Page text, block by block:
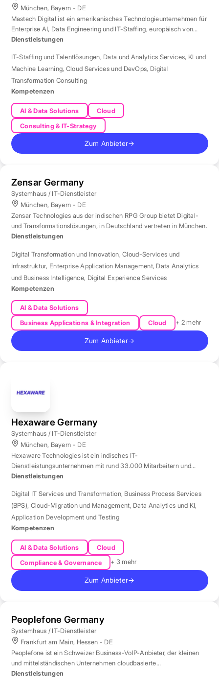
München, Bayern - DE
Mastech Digital ist ein amerikanisches Technologieunternehmen für
Enterprise AI, Data Engineering und IT-Staffing, europäisch von
London aus betreut.
Dienstleistungen
IT-Staffing und Talentlösungen, Data und Analytics Services, KI und
Machine Learning, Cloud Services und DevOps, Digital
Transformation Consulting
Kompetenzen
AI & Data Solutions
Cloud
Consulting & IT-Strategy
Zum Anbieter→
Zensar Germany
Systemhaus / IT-Dienstleister
München, Bayern - DE
Zensar Technologies aus der indischen RPG Group bietet Digital-
und Transformationslösungen, in Deutschland vertreten in München.
Dienstleistungen
Digital Transformation und Innovation,Cloud-Services und
Infrastruktur, Enterprise Application Management, Data Analytics
und Business Intelligence, Digital Experience Services
Kompetenzen
AI & Data Solutions
Business Applications & Integration
Cloud + 2 mehr
Zum Anbieter→
Hexaware Germany
Systemhaus / IT-Dienstleister
München, Bayern - DE
Hexaware Technologies ist ein indisches IT-
Dienstleistungsunternehmen mit rund 33.000 Mitarbeitern und
Standort München für Automatisierung und KI.
Dienstleistungen
Digital IT Services und Transformation, Business Process Services
(BPS), Cloud-Migration und Management, Data Analytics und KI,
Application Development und Testing
Kompetenzen
AI & Data Solutions
Cloud
Compliance & Governance
+ 3 mehr
Zum Anbieter→
Peoplefone Germany
Systemhaus / IT-Dienstleister
Frankfurt am Main, Hessen - DE
Peoplefone ist ein Schweizer Business-VoIP-Anbieter, der kleinen
und mittelständischen Unternehmen cloudbasierte
Telefonielösungen bietet.
Dienstleistungen